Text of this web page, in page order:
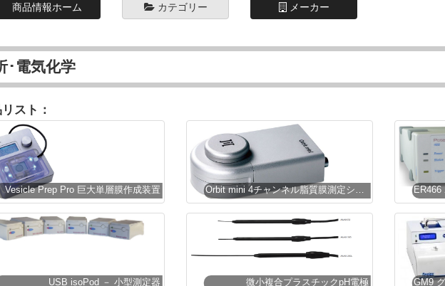
商品情報ホーム カテゴリー メーカー
･電気化学
スト：
Vesicle Prep Pro 巨大単層膜作成装置 Orbit mini 4チャンネル脂質膜測定システム
USB isoPod － 小型測定器 微小複合プラスチックpH電極